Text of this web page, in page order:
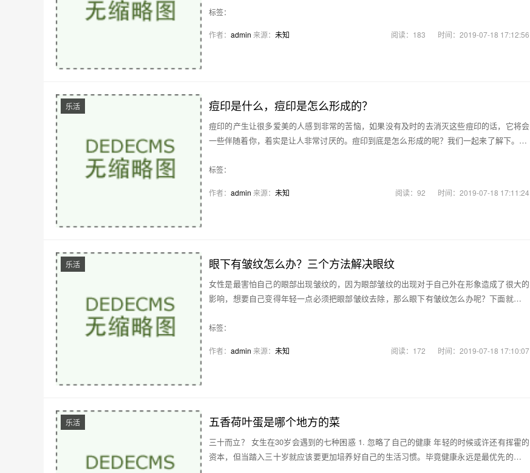
标签：
作者： admin 来源： 未知 阅读：183 时间：2019-07-18 17:12:56
痘印是什么，痘印是怎么形成的？
乐活
痘印的产生让很多爱美的人感到非常的苦恼，如果没有及时的去消灭这些痘印的话，它将会
一些伴随着你，着实是让人非常讨厌的。痘印到底是怎么形成的呢？我们一起来了解下。 痘
标签：
作者： admin 来源： 未知 阅读：92 时间：2019-07-18 17:11:24
眼下有皱纹怎么办？三个方法解决眼纹
乐活
女性是最害怕自己的眼部出现皱纹的，因为眼部皱纹的出现对于自己外在形象造成了很大的
影响，想要自己变得年轻一点必须把眼部皱纹去除，那么眼下有皱纹怎么办呢？下面就给大
标签：
作者： admin 来源： 未知 阅读：172 时间：2019-07-18 17:10:07
五香荷叶蛋是哪个地方的菜
乐活
三十而立？ 女生在30岁会遇到的七种困惑 1. 忽略了自己的健康 年轻的时候或许还有挥霍的
资本，但当踏入三十岁就应该要更加培养好自己的生活习惯。毕竟健康永远是最优先的，无